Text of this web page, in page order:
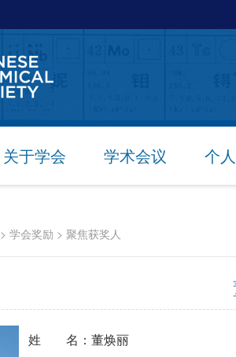
关于学会 学术会议 个
> 学会奖励 > 聚焦获奖人
姓 名：董焕丽